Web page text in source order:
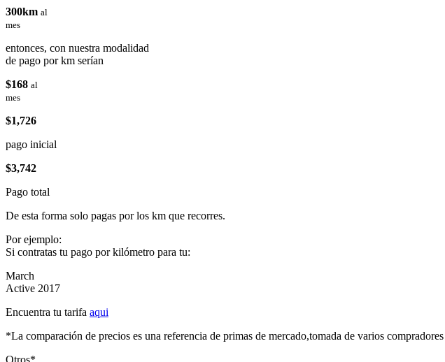
300km al
mes
entonces, con nuestra modalidad
de pago por km serían
$168 al
mes
$1,726
pago inicial
$3,742
Pago total
De esta forma solo pagas por los km que recorres.
Por ejemplo:
Si contratas tu pago por kilómetro para tu:
March
Active 2017
Encuentra tu tarifa aqui
*La comparación de precios es una referencia de primas de mercado,tomada de varios
Otros*